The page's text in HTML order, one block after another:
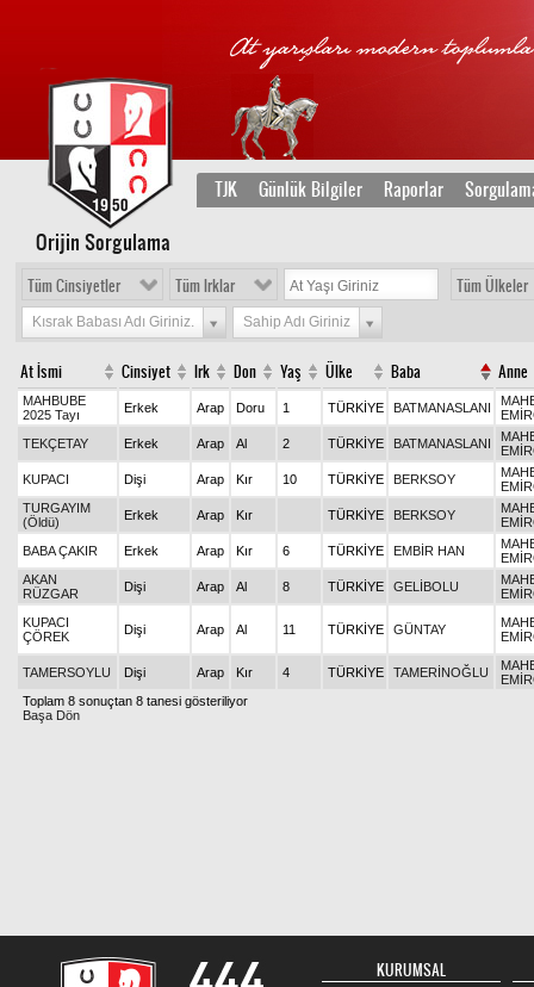
TJK Günlük Bilgiler Raporlar
Orijin Sorgulama
Tüm Cinsiyetler Tüm Irklar Tüm Ülkeler
Kısrak Babası Adı Giriniz. Sahip Adı Giriniz
At İsmi Cinsiyet Irk Don Yaş Ülke Baba Anne
MAHBUBE
2025 Tayı
Erkek Arap Doru 1 TÜRKİYE BATMANASLANI
TEKÇETAY
Erkek Arap Al 2 TÜRKİYE BATMANASLANI
KUPACI
Dişi Arap Kır 10 TÜRKİYE BERKSOY
TURGAYIM
(Öldü)
Erkek Arap Kır TÜRKİYE BERKSOY
BABA ÇAKIR
Erkek Arap Kır 6 TÜRKİYE EMBİR HAN
AKAN
RÜZGAR
Dişi Arap Al 8 TÜRKİYE GELİBOLU
KUPACI
ÇÖREK
Dişi Arap Al 11 TÜRKİYE GÜNTAY
TAMERSOYLU Dişi Arap Kır 4 TÜRKİYE TAMERİNOĞLU
Toplam 8 sonuçtan 8 tanesi gösteriliyor
Başa Dön
KURUMSAL